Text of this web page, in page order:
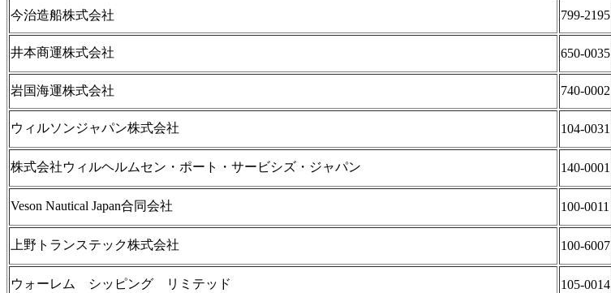
今治造船株式会社 799-2195
井本商運株式会社 650-0035
岩国海運株式会社 740-0002
ウィルソンジャパン株式会社 104-0031
株式会社ウィルヘルムセン・ポート・サービシズ・ジャパン 140-0001
Veson Nautical Japan合同会社 100-0011
上野トランステック株式会社 100-6007
ウォーレム シッピング リミテッド 105-0014